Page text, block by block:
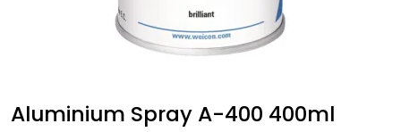
Aluminium Spray A-400 400ml